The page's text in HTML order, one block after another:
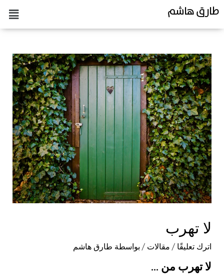
طارق هاشم
لا تهرب
اترك تعليقًا / مقالات / بواسطة طارق هاشم
لا تهرب من …